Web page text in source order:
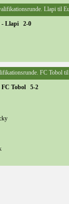
Llapi til
- Llapi 2-0
FC Tobol
FC Tobol 5-2